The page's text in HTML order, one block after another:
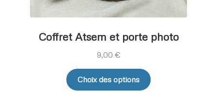
Coffret Atsem et porte photo
9,00 €
Choix des options
Ce
produit